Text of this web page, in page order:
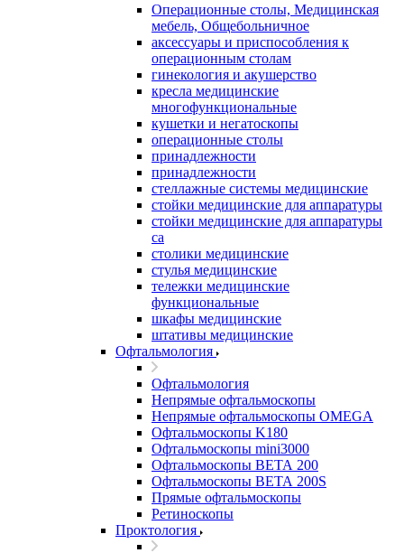
Операционные столы, Медицинская
мебель, Общебольничное
аксессуары и приспособления к
операционным столам
гинекология и акушерство
кресла медицинские
многофункциональные
кушетки и негатоскопы
операционные столы
принадлежности
принадлежности
стеллажные системы медицинские
стойки медицинские для аппаратуры
стойки медицинские для аппаратуры
са
столики медицинские
стулья медицинские
тележки медицинские
функциональные
шкафы медицинские
штативы медицинские
Офтальмология
Офтальмология
Непрямые офтальмоскопы
Непрямые офтальмоскопы OMEGA
Офтальмоскопы K180
Офтальмоскопы mini3000
Офтальмоскопы ВЕТА 200
Офтальмоскопы ВЕТА 200S
Прямые офтальмоскопы
Ретиноскопы
Проктология